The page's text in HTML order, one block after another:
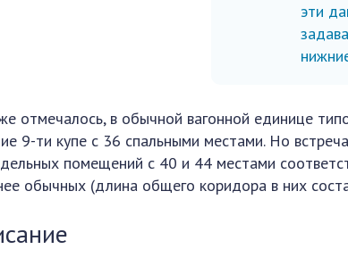
эти
отмечалось, в обычной вагонной единице
9-ти купе с 36 спальными местами. Но
помещений с 40 и 44 местами
обычных (длина общего коридора в них